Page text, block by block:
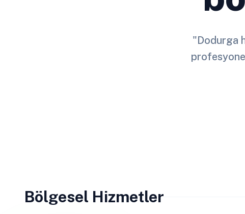
"Dodurga
Bölgesel Hizmetler